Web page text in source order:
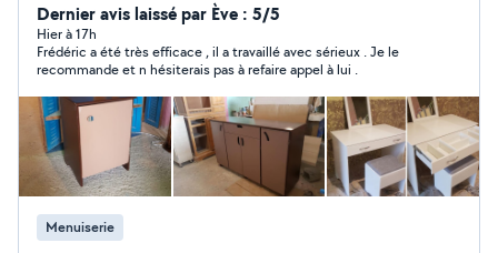
tout , mes mains sont à votre service. Je vous invite à
voir mes photos pour découvrir mes competences. A
savoir que je suis 100% autodidacte. Ps: je suis
intéressé par tout types de contrat longue durée , avec
des tarifs arrangeant les 2 partis
Dernier avis laissé par Ève : 5/5
Hier à 17h
Frédéric a été très efficace , il a travaillé avec sérieux . Je le
recommande et n hésiterais pas à refaire appel à lui .
Menuiserie